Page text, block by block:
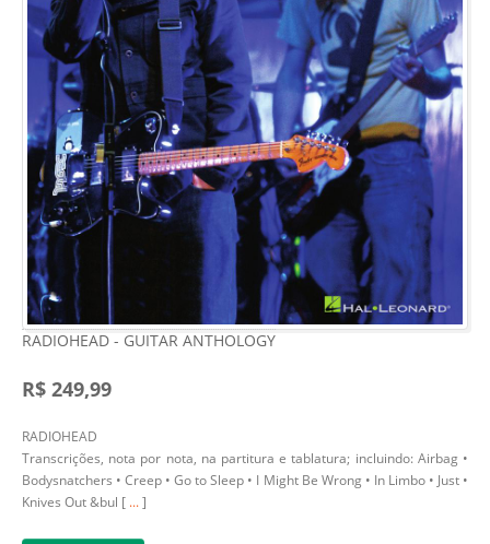
RADIOHEAD - GUITAR ANTHOLOGY
R$ 249,99
RADIOHEAD
Transcrições, nota por nota, na partitura e tablatura; incluindo: Airbag •
Bodysnatchers • Creep • Go to Sleep • I Might Be Wrong • In Limbo • Just •
Knives Out &bul [ ...]